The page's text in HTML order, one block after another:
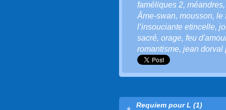
faméliques 2, méandres
Âme-swan, mousson, le
l’insouciante etincelle,
sacré, orage, feu
romantisme, jean dorval
Requiem pour L (1)